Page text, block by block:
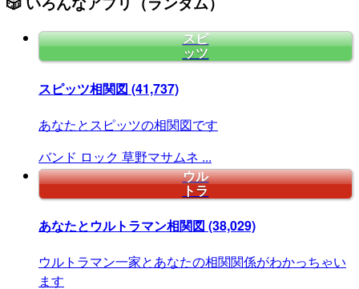
スピ
ッツ
スピッツ相関図 (41,737)
あなたとスピッツの相関図です
バンド ロック 草野マサムネ ...
ウル
トラ
あなたとウルトラマン相関図 (38,029)
ウルトラマン一家とあなたの相関関係がわかっちゃい
ます